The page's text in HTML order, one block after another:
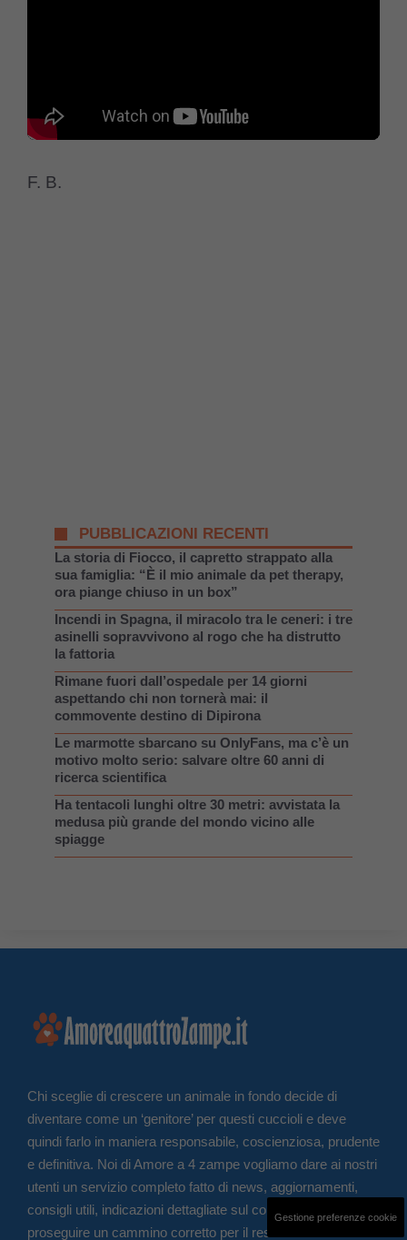
F. B.
PUBBLICAZIONI RECENTI
La storia di Fiocco, il capretto strappato alla
sua famiglia: “È il mio animale da pet therapy,
ora piange chiuso in un box”
Incendi in Spagna, il miracolo tra le ceneri: i tre
asinelli sopravvivono al rogo che ha distrutto
la fattoria
Rimane fuori dall’ospedale per 14 giorni
aspettando chi non tornerà mai: il
commovente destino di Dipirona
Le marmotte sbarcano su OnlyFans, ma c’è un
motivo molto serio: salvare oltre 60 anni di
ricerca scientifica
Ha tentacoli lunghi oltre 30 metri: avvistata la
medusa più grande del mondo vicino alle
spiagge
Chi sceglie di crescere un animale in fondo decide di
diventare come un ‘genitore’ per questi cuccioli e deve
quindi farlo in maniera responsabile, coscienziosa, prudente
e definitiva. Noi di Amore a 4 zampe vogliamo dare ai nostri
utenti un servizio completo fatto di news, aggiornamenti,
consigli utili, indicazioni dettagliate sul come iniziare e
proseguire un cammino corretto per il resto della vita
Gestione preferenze cookie